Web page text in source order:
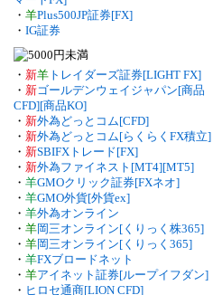
・ 羊Plus500JP証券[FX]
・ IG証券
・ 新羊 トレイダーズ証券[LIGHT FX]
・ 新ゴールデンウェイジャパン[商品
CFD][商品KO]
・ 新外為どっとコム[CFD]
・ 新外為どっとコム[らくらくFX積立]
・ 新SBIFXトレード[FX]
・ 新外為ファイネスト[MT4][MT5]
・ 羊GMOクリック証券[FXネオ]
・ 羊GMO外貨[外貨ex]
・ 羊外為オンライン
・ 羊岡三オンライン[くりっく株365]
・ 羊岡三オンライン[くりっく365]
・ 羊FXブロードネット
・ 羊アイネット証券[ループイフダン]
・ ヒロセ通商[LION CFD]